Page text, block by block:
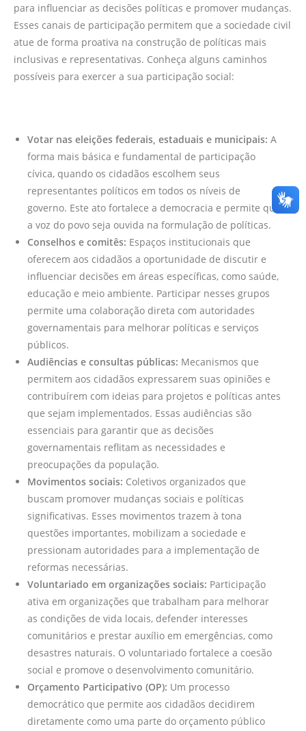
para influenciar as decisões políticas e promover mudanças.
Esses canais de participação permitem que a sociedade civil
atue de forma proativa na construção de políticas mais
inclusivas e representativas. Conheça alguns caminhos
possíveis para exercer a sua participação social:
Votar nas eleições federais, estaduais e municipais: A
forma mais básica e fundamental de participação
cívica, quando os cidadãos escolhem seus
representantes políticos em todos os níveis de
governo. Este ato fortalece a democracia e permite que
a voz do povo seja ouvida na formulação de políticas.
Conselhos e comitês: Espaços institucionais que
oferecem aos cidadãos a oportunidade de discutir e
influenciar decisões em áreas específicas, como saúde,
educação e meio ambiente. Participar nesses grupos
permite uma colaboração direta com autoridades
governamentais para melhorar políticas e serviços
públicos.
Audiências e consultas públicas: Mecanismos que
permitem aos cidadãos expressarem suas opiniões e
contribuírem com ideias para projetos e políticas antes
que sejam implementados. Essas audiências são
essenciais para garantir que as decisões
governamentais reflitam as necessidades e
preocupações da população.
Movimentos sociais: Coletivos organizados que
buscam promover mudanças sociais e políticas
significativas. Esses movimentos trazem à tona
questões importantes, mobilizam a sociedade e
pressionam autoridades para a implementação de
reformas necessárias.
Voluntariado em organizações sociais: Participação
ativa em organizações que trabalham para melhorar
as condições de vida locais, defender interesses
comunitários e prestar auxílio em emergências, como
desastres naturais. O voluntariado fortalece a coesão
social e promove o desenvolvimento comunitário.
Orçamento Participativo (OP): Um processo
democrático que permite aos cidadãos decidirem
diretamente como uma parte do orçamento público